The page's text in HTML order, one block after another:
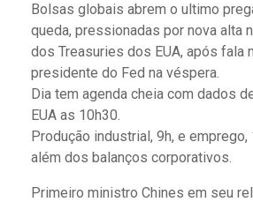
Bolsas globais abrem o ultimo
queda, pressionadas por nova alta
dos Treasuries dos EUA, após fala
presidente do Fed na véspera.
Dia tem agenda cheia com dados
EUA as 10h30.
Produção industrial, 9h, e emprego,
além dos balanços corporativos.
Primeiro ministro Chines em seu